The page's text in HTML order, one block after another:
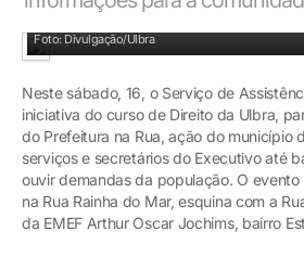
Foto: Divulgação/Ulbra
Neste sábado, 16, o Serviço de
iniciativa do curso de Direito da Ulbra,
do Prefeitura na Rua, ação do município
serviços e secretários do Executivo até
ouvir demandas da população. O
na Rua Rainha do Mar, esquina com a
da EMEF Arthur Oscar Jochims, bairro